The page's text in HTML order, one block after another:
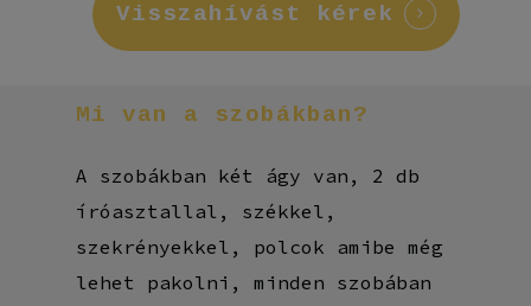
Visszahívást kérek
Mi van a szobákban?
A szobákban két ágy van, 2 db
íróasztallal, székkel,
szekrényekkel, polcok amibe még
lehet pakolni, minden szobában